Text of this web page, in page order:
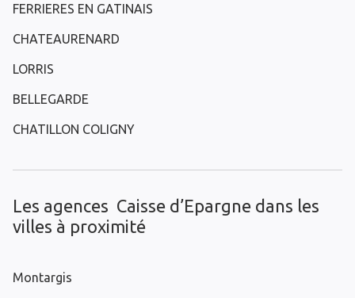
FERRIERES EN GATINAIS
CHATEAURENARD
LORRIS
BELLEGARDE
CHATILLON COLIGNY
Les agences Caisse d’Epargne dans les
villes à proximité
Montargis